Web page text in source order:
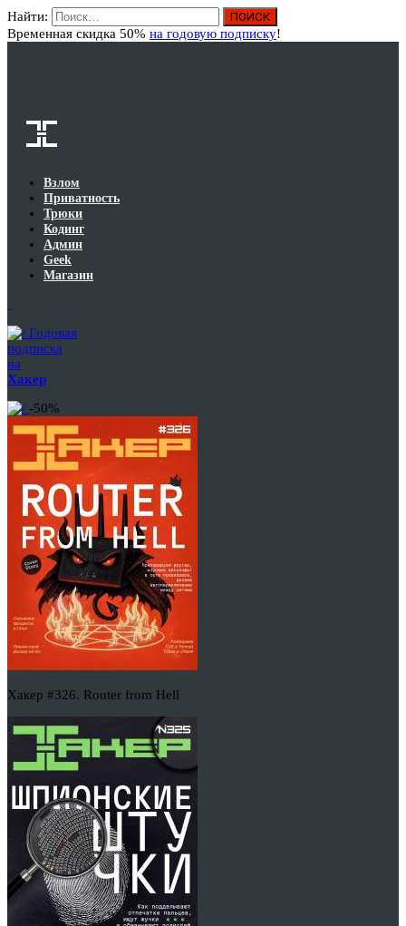
Найти:
Временная скидка 50% на годовую подписку!
Взлом
Приватность
Трюки
Кодинг
Админ
Geek
Магазин
Годовая
подписка
на
Хакер
-50%
Хакер #326. Router from Hell